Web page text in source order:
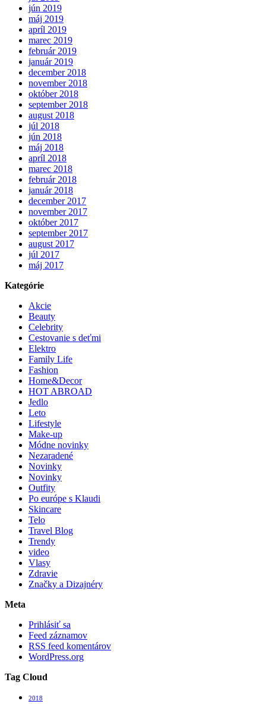
jún 2019
máj 2019
apríl 2019
marec 2019
február 2019
január 2019
december 2018
november 2018
október 2018
september 2018
august 2018
júl 2018
jún 2018
máj 2018
apríl 2018
marec 2018
február 2018
január 2018
december 2017
november 2017
október 2017
september 2017
august 2017
júl 2017
máj 2017
Kategórie
Akcie
Beauty
Celebrity
Cestovanie s deťmi
Elektro
Family Life
Fashion
Home&Decor
HOT ABROAD
Jedlo
Leto
Lifestyle
Make-up
Módne novinky
Nezaradené
Novinky
Novinky
Outfity
Po európe s Klaudi
Skincare
Telo
Travel Blog
Trendy
video
Vlasy
Zdravie
Značky a Dizajnéry
Meta
Prihlásiť sa
Feed záznamov
RSS feed komentárov
WordPress.org
Tag Cloud
2018